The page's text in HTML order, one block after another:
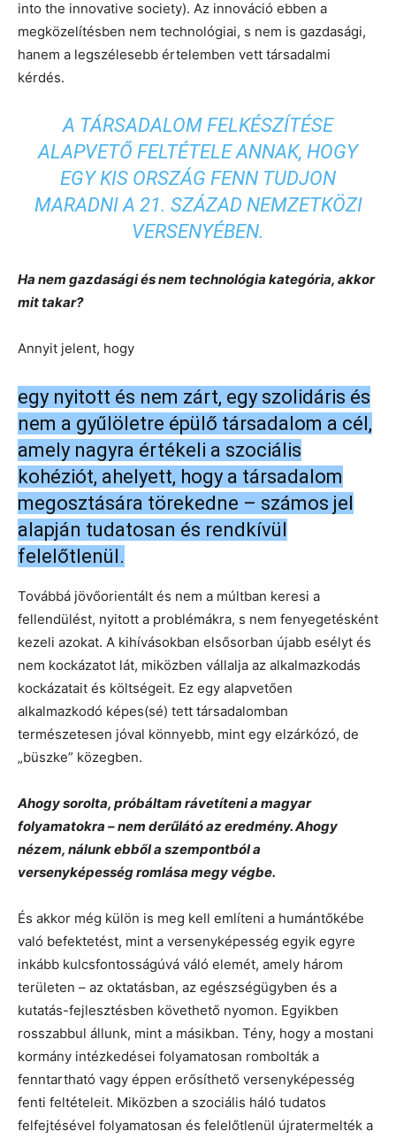
into the innovative society). Az innováció ebben a
megközelítésben nem technológiai, s nem is gazdasági,
hanem a legszélesebb értelemben vett társadalmi
kérdés.
A TÁRSADALOM FELKÉSZÍTÉSE
ALAPVETŐ FELTÉTELE ANNAK, HOGY
EGY KIS ORSZÁG FENN TUDJON
MARADNI A 21. SZÁZAD NEMZETKÖZI
VERSENYÉBEN.
Ha nem gazdasági és nem technológia kategória, akkor
mit takar?
Annyit jelent, hogy
egy nyitott és nem zárt, egy szolidáris és
nem a gyűlöletre épülő társadalom a cél,
amely nagyra értékeli a szociális
kohéziót, ahelyett, hogy a társadalom
megosztására törekedne – számos jel
alapján tudatosan és rendkívül
felelőtlenül.
Továbbá jövőorientált és nem a múltban keresi a
fellendülést, nyitott a problémákra, s nem fenyegetésként
kezeli azokat. A kihívásokban elsősorban újabb esélyt és
nem kockázatot lát, miközben vállalja az alkalmazkodás
kockázatait és költségeit. Ez egy alapvetően
alkalmazkodó képes(sé) tett társadalomban
természetesen jóval könnyebb, mint egy elzárkózó, de
„büszke” közegben.
Ahogy sorolta, próbáltam rávetíteni a magyar
folyamatokra – nem derűlátó az eredmény. Ahogy
nézem, nálunk ebből a szempontból a
versenyképesség romlása megy végbe.
És akkor még külön is meg kell említeni a humántőkébe
való befektetést, mint a versenyképesség egyik egyre
inkább kulcsfontosságúvá váló elemét, amely három
területen – az oktatásban, az egészségügyben és a
kutatás-fejlesztésben követhető nyomon. Egyikben
rosszabbul állunk, mint a másikban. Tény, hogy a mostani
kormány intézkedései folyamatosan rombolták a
fenntartható vagy éppen erősíthető versenyképesség
fenti feltételeit. Miközben a szociális háló tudatos
felfejtésével folyamatosan és felelőtlenül újratermelték a